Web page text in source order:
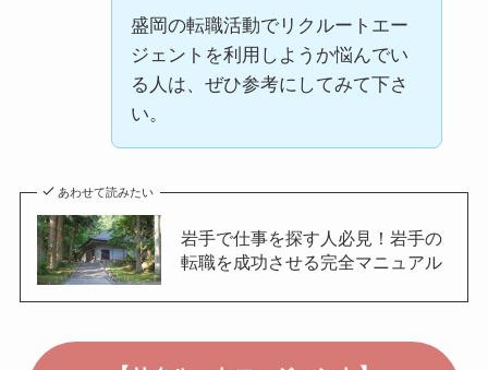
盛岡の転職活動でリクルートエー
ジェントを利用しようか悩んでい
る人は、ぜひ参考にしてみて下さ
い。
あわせて読みたい
岩手で仕事を探す人必見！岩手の
転職を成功させる完全マニュアル